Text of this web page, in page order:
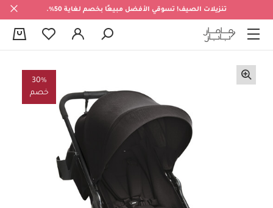
تنزيلات الصيف! تسوقي الأفضل مبيعًا بخصم لغاية 50%.
30%
خصم